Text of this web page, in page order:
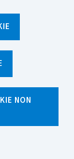
NON